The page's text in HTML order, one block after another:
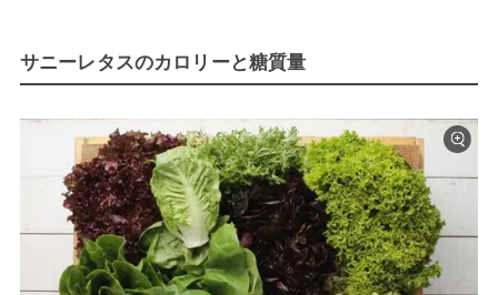
サニーレタスのカロリーと糖質量